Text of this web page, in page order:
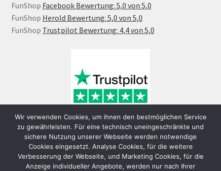
FunShop Facebook Bewertung: 5,0 von 5,0
FunShop Herold Bewertung: 5,0 von 5,0
FunShop Trustpilot Bewertung: 4,4 von 5,0
Wir verwenden Cookies, um ihnen den bestmöglichen Service
zu gewährleisten. Für eine technisch uneingeschränkte und
sichere Nutzung unserer Webseite werden notwendige
Cookies eingesetzt. Analyse Cookies, für die weitere
Verbesserung der Webseite, und Marketing Cookies, für die
Anzeige individueller Angebote, werden nur nach Ihrer